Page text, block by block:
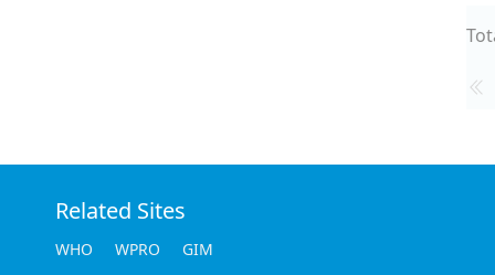
Related Sites
WHO WPRO GIM